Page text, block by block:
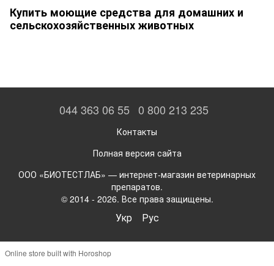
Купить моющие средства для домашних и
сельскохозяйственных животных
044 363 06 55 0 800 213 235
Контакты
Полная версия сайта
ООО «БИОТЕСТЛАБ» — интернет-магазин ветеринарных
препаратов.
© 2014 - 2026. Все права защищены.
Укр Рус
Online store built with Horoshop